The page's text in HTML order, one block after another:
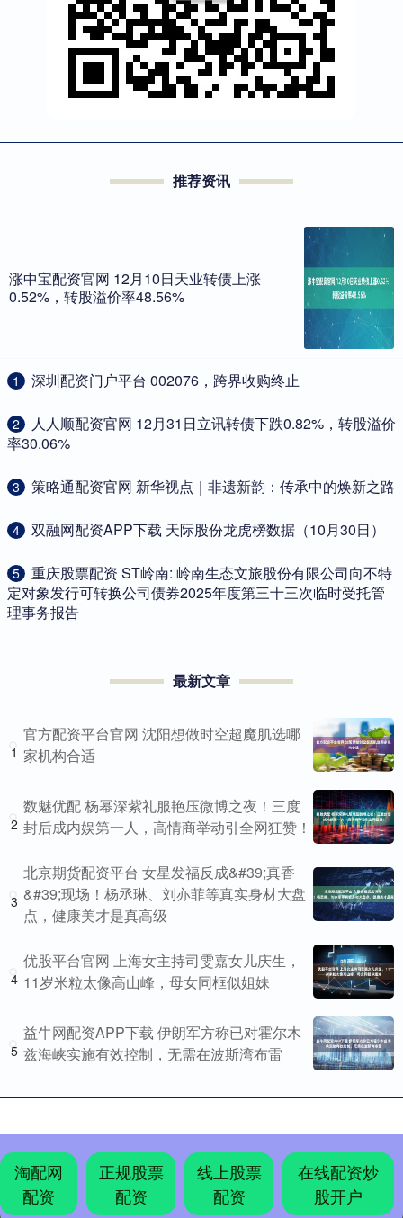
推荐资讯
涨中宝配资官网 12月10日天业转债上涨
0.52%，转股溢价率48.56%
1 ​深圳配资门户平台 002076，跨界收购终止
2
​人人顺配资官网 12月31日立讯转债下跌0.82%，转股溢价
率30.06%
3 ​策略通配资官网 新华视点｜非遗新韵：传承中的焕新之路
4 ​双融网配资APP下载 天际股份龙虎榜数据（10月30日）
5
​重庆股票配资 ST岭南: 岭南生态文旅股份有限公司向不特
定对象发行可转换公司债券2025年度第三十三次临时受托管
理事务报告
最新文章
1
官方配资平台官网 沈阳想做时空超魔肌选哪
家机构合适
2
数魅优配 杨幂深紫礼服艳压微博之夜！三度
封后成内娱第一人，高情商举动引全网狂赞！
3
北京期货配资平台 女星发福反成&#39;真香
&#39;现场！杨丞琳、刘亦菲等真实身材大盘
点，健康美才是真高级
4
优股平台官网 上海女主持司雯嘉女儿庆生，
11岁米粒太像高山峰，母女同框似姐妹
5
益牛网配资APP下载 伊朗军方称已对霍尔木
兹海峡实施有效控制，无需在波斯湾布雷
淘配网
配资
正规股票
配资
线上股票
配资
在线配资炒
股开户